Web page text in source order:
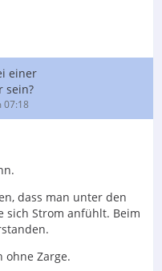
einer
sein?
07:18
dass man unter den
sich Strom anfühlt. Beim
ohne Zarge.